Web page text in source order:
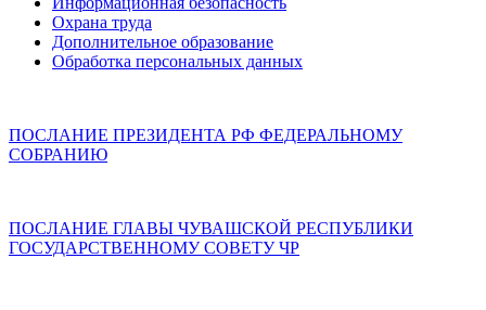
Охрана труда
Дополнительное образование
Обработка персональных данных
ПОСЛАНИЕ ПРЕЗИДЕНТА РФ ФЕДЕРАЛЬНОМУ
СОБРАНИЮ
ПОСЛАНИЕ ГЛАВЫ ЧУВАШСКОЙ РЕСПУБЛИКИ
ГОСУДАРСТВЕННОМУ СОВЕТУ ЧР